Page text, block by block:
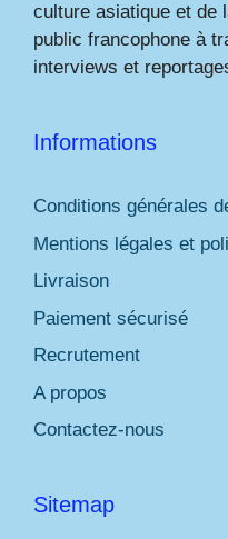
culture asiatique et de
public francophone à
interviews et
Informations
Conditions générales
Mentions légales et
Livraison
Paiement sécurisé
Recrutement
A propos
Contactez-nous
Sitemap